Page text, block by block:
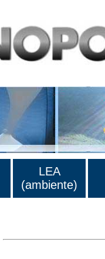
LEA
(ambiente)